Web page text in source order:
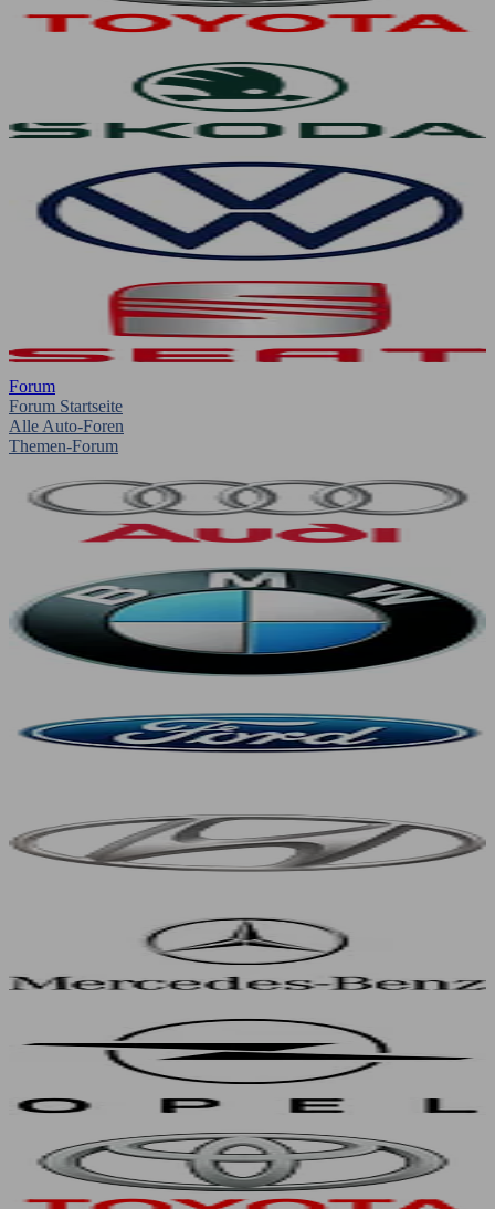
Forum
Forum Startseite
Alle Auto-Foren
Themen-Forum